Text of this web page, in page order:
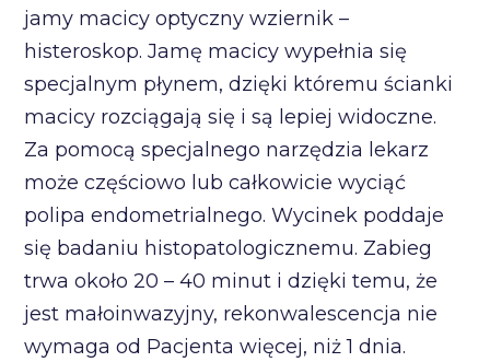
jamy macicy optyczny wziernik –
histeroskop. Jamę macicy wypełnia się
specjalnym płynem, dzięki któremu ścianki
macicy rozciągają się i są lepiej widoczne.
Za pomocą specjalnego narzędzia lekarz
może częściowo lub całkowicie wyciąć
polipa endometrialnego. Wycinek poddaje
się badaniu histopatologicznemu. Zabieg
trwa około 20 – 40 minut i dzięki temu, że
jest małoinwazyjny, rekonwalescencja nie
wymaga od Pacjenta więcej, niż 1 dnia.